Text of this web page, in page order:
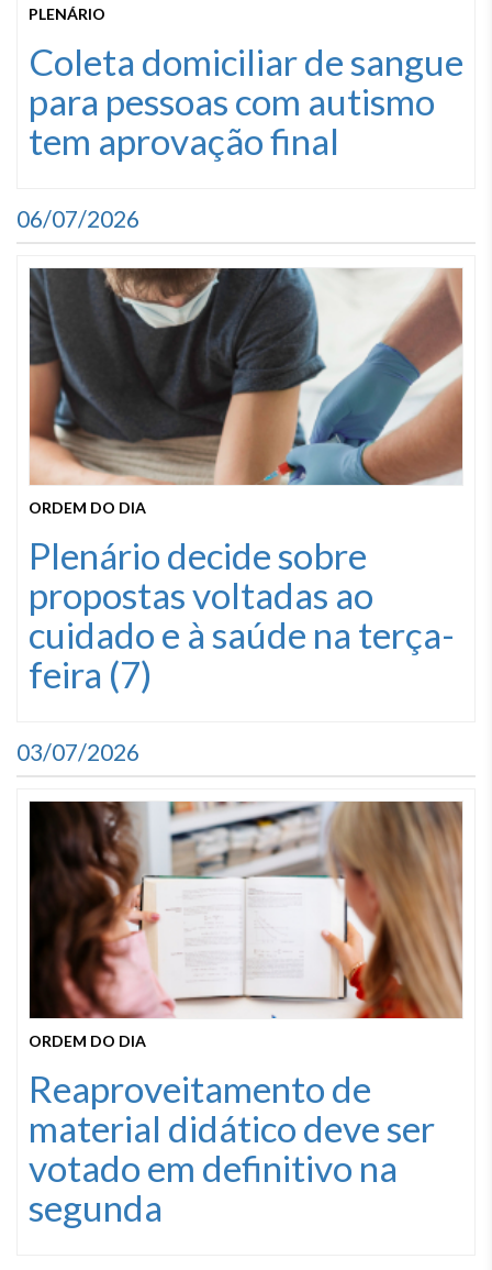
PLENÁRIO
Coleta domiciliar de sangue
para pessoas com autismo
tem aprovação final
06/07/2026
ORDEM DO DIA
Plenário decide sobre
propostas voltadas ao
cuidado e à saúde na terça-
feira (7)
03/07/2026
ORDEM DO DIA
Reaproveitamento de
material didático deve ser
votado em definitivo na
segunda